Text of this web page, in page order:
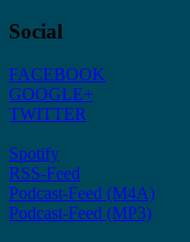
Social
FACEBOOK
GOOGLE+
TWITTER
Spotify
RSS-Feed
Podcast-Feed (M4A)
Podcast-Feed (MP3)